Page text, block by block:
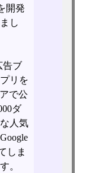
開発
し
告ブ
リを
で公
ダ
人気
しま
。